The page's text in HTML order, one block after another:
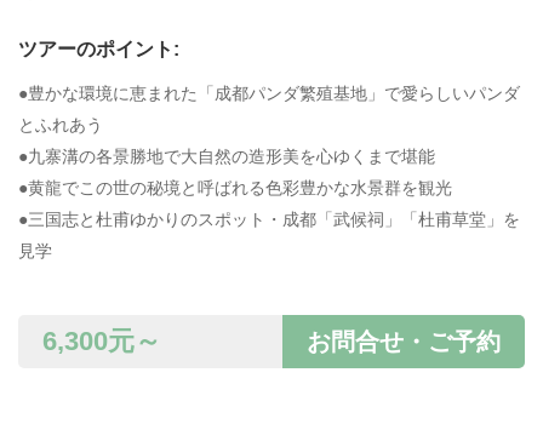
ツアーのポイント:
●豊かな環境に恵まれた「成都パンダ繁殖基地」で愛らしいパンダ
とふれあう
●九寨溝の各景勝地で大自然の造形美を心ゆくまで堪能
●黄龍でこの世の秘境と呼ばれる色彩豊かな水景群を観光
●三国志と杜甫ゆかりのスポット・成都「武候祠」「杜甫草堂」を
見学
お問合せ・ご予約
6,300元～